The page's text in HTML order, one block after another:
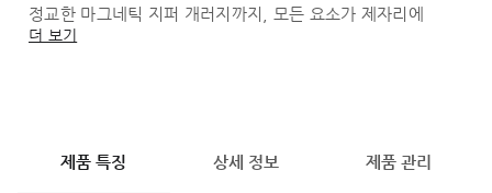
정교한 마그네틱 지퍼 개러지까지, 모든 요소가 제자리에
완벽히 자리한 세련된 완성도를 경험해 보세요.
더 보기
제품 특징 상세 정보 제품 관리